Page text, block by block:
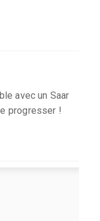
avec un Saar
progresser !